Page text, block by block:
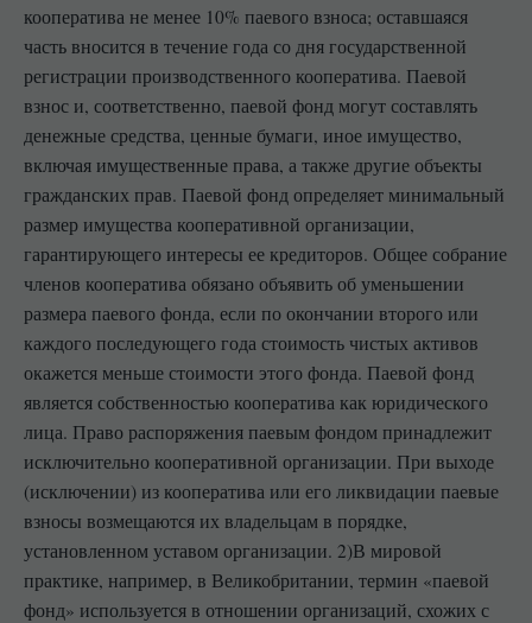
кооператива не менее 10% паевого взноса; оставшаяся
часть вносится в течение года со дня государственной
регистрации производственного кооператива. Паевой
взнос и, соответственно, паевой фонд могут составлять
денежные средства, ценные бумаги, иное имущество,
включая имущественные права, а также другие объекты
гражданских прав. Паевой фонд определяет минимальный
размер имущества кооперативной организации,
гарантирующего интересы ее кредиторов. Общее собрание
членов кооператива обязано объявить об уменьшении
размера паевого фонда, если по окончании второго или
каждого последующего года стоимость чистых активов
окажется меньше стоимости этого фонда. Паевой фонд
является собственностью кооператива как юридического
лица. Право распоряжения паевым фондом принадлежит
исключительно кооперативной организации. При выходе
(исключении) из кооператива или его ликвидации паевые
взносы возмещаются их владельцам в порядке,
установленном уставом организации. 2)В мировой
практике, например, в Великобритании, термин «паевой
фонд» используется в отношении организаций, схожих с